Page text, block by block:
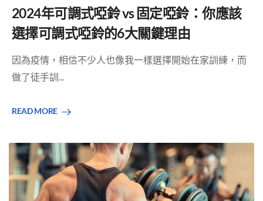
2024年可調式啞鈴 vs 固定啞鈴：你應該
選擇可調式啞鈴的6大關鍵理由
因為疫情，相信不少人也像我一樣選擇開始在家訓練，而
做了徒手訓...
READ MORE